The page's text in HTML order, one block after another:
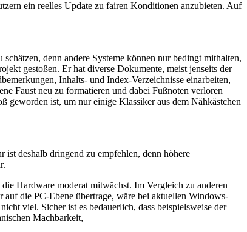
ein reelles Update zu fairen Konditionen anzubieten. Auf
denn andere Systeme können nur bedingt mithalten,
gestoßen. Er hat diverse Dokumente, meist jenseits der
Inhalts- und Index-Verzeichnisse einarbeiten,
Faust neu zu formatieren und dabei Fußnoten verloren
geworden ist, um nur einige Klassiker aus dem Nähkästchen
deshalb dringend zu empfehlen, denn höhere
Hardware moderat mitwächst. Im Vergleich zu anderen
die PC-Ebene übertrage, wäre bei aktuellen Windows-
viel. Sicher ist es bedauerlich, dass beispielsweise der
Machbarkeit,